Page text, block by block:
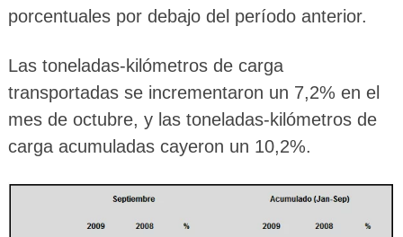
porcentuales por debajo del período anterior.
Las toneladas-kilómetros de carga
transportadas se incrementaron un 7,2% en el
mes de octubre, y las toneladas-kilómetros de
carga acumuladas cayeron un 10,2%.